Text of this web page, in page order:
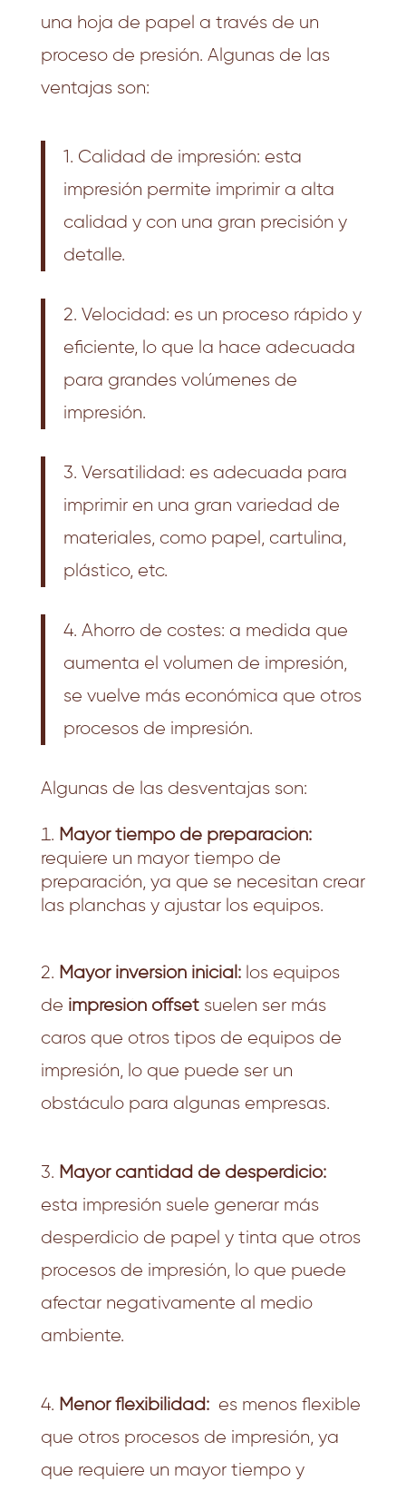
una hoja de papel a través de un
proceso de presión. Algunas de las
ventajas son:
1. Calidad de impresión: esta
impresión permite imprimir a alta
calidad y con una gran precisión y
detalle.
2. Velocidad: es un proceso rápido y
eficiente, lo que la hace adecuada
para grandes volúmenes de
impresión.
3. Versatilidad: es adecuada para
imprimir en una gran variedad de
materiales, como papel, cartulina,
plástico, etc.
4. Ahorro de costes: a medida que
aumenta el volumen de impresión,
se vuelve más económica que otros
procesos de impresión.
Algunas de las desventajas son:
Mayor tiempo de preparación:
requiere un mayor tiempo de
preparación, ya que se necesitan crear
las planchas y ajustar los equipos.
2. Mayor inversión inicial:los equipos
de impresión offsetsuelen ser más
caros que otros tipos de equipos de
impresión, lo que puede ser un
obstáculo para algunas empresas.
3. Mayor cantidad de desperdicio:
esta impresión suele generar más
desperdicio de papel y tinta que otros
procesos de impresión, lo que puede
afectar negativamente al medio
ambiente.
4. Menor flexibilidad:es menos flexible
que otros procesos de impresión, ya
que requiere un mayor tiempo y